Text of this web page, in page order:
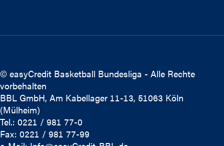
© easyCredit Basketball Bundesliga - Alle Rechte
vorbehalten
BBL GmbH, Am Kabellager 11-13, 51063 Köln
(Mülheim)
Tel.: 0221 / 981 77-0
Fax: 0221 / 981 77-99